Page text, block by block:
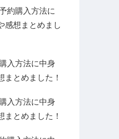
約購入方法に
感想まとめまし
入方法に中身
まとめました！
入方法に中身
まとめました！